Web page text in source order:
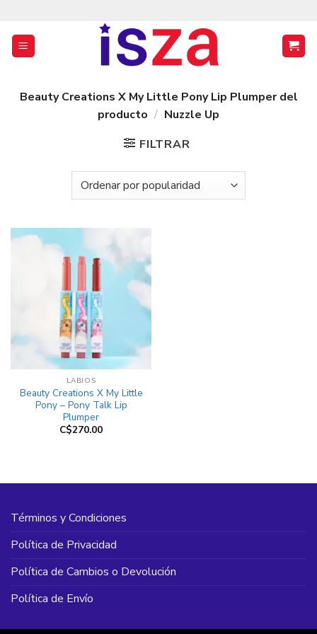
contenido
Beauty Creations X My Little Pony Lip Plumper del
producto / Nuzzle Up
FILTRAR
LABIOS
Beauty Creations X My Little
Pony – Pony Talk Lip
Plumper
C$270.00
Términos y Condiciones
Política de Privacidad
Política de Cambios o Devolución
Política de Envío